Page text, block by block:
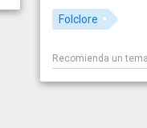
Folclore